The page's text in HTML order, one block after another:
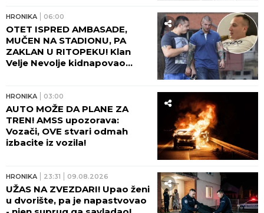
HRONIKA 06:00
OTET ISPRED AMBASADE,
MUČEN NA STADIONU, PA
ZAKLAN U RITOPEKU! Klan
Velje Nevolje kidnapovao
"ZEMUNCI" NISU RADILI!
HRONIKA 03:00
AUTO MOŽE DA PLANE ZA
TREN! AMSS upozorava:
Vozači, OVE stvari odmah
izbacite iz vozila!
HRONIKA 23:31 09.08.2026
UŽAS NA ZVEZDARI! Upao ženi
u dvorište, pa je napastvovao